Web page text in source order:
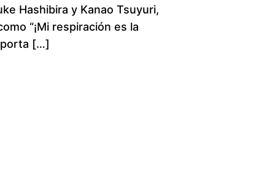
e
r
Hashibira y Kanao Tsuyuri,
“¡Mi respiración es la
[…]